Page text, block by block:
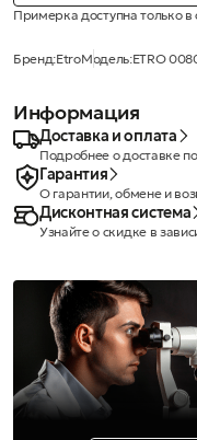
Примерка доступна только в
Бренд:EtroМодель:ETRO
Информация
Доставка и оплата
Подробнее о доставке
Гарантия
О гарантии, обмене и
Дисконтная система
Узнайте о скидке в